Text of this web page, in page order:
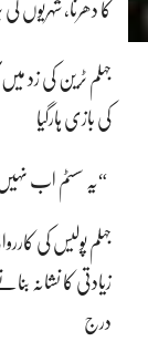
کا دھرنا،
جہلم ٹرین کی زد
کی بازی ہارگیا
“یہ سسٹم اب
زیادتی کا نشانہ
درج